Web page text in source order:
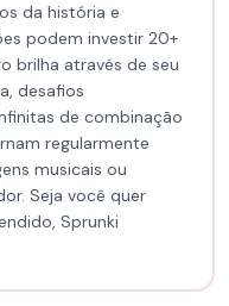
da história e
podem investir 20+
brilha através de seu
desafios
de combinação
regularmente
musicais ou
Seja você quer
Sprunki